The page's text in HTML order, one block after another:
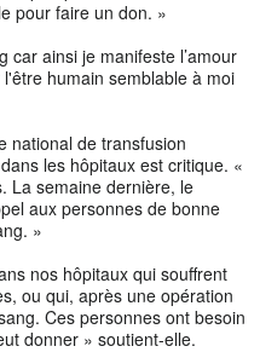
pour faire un don. »
car ainsi je manifeste l’amour
humain semblable à moi
national de transfusion
les hôpitaux est critique. «
La semaine dernière, le
aux personnes de bonne
»
nos hôpitaux qui souffrent
ou qui, après une opération
Ces personnes ont besoin
donner » soutient-elle.